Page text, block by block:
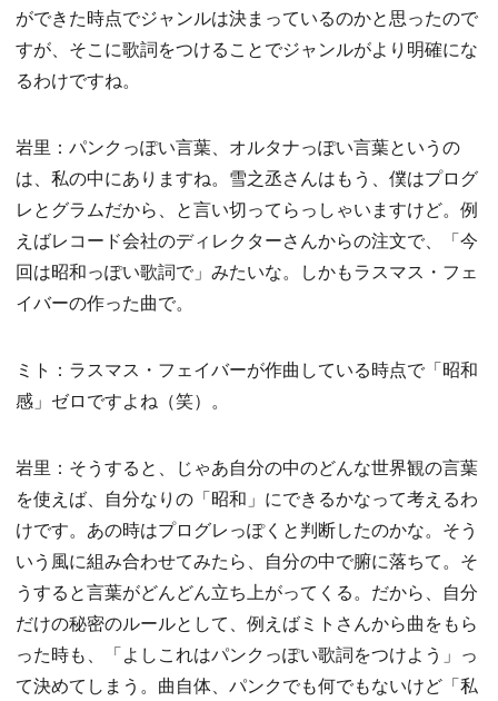
ができた時点でジャンルは決まっているのかと思ったので
すが、そこに歌詞をつけることでジャンルがより明確にな
るわけですね。
岩里：パンクっぽい言葉、オルタナっぽい言葉というの
は、私の中にありますね。雪之丞さんはもう、僕はプログ
レとグラムだから、と言い切ってらっしゃいますけど。例
えばレコード会社のディレクターさんからの注文で、「今
回は昭和っぽい歌詞で」みたいな。しかもラスマス・フェ
イバーの作った曲で。
ミト：ラスマス・フェイバーが作曲している時点で「昭和
感」ゼロですよね（笑）。
岩里：そうすると、じゃあ自分の中のどんな世界観の言葉
を使えば、自分なりの「昭和」にできるかなって考えるわ
けです。あの時はプログレっぽくと判断したのかな。そう
いう風に組み合わせてみたら、自分の中で腑に落ちて。そ
うすると言葉がどんどん立ち上がってくる。だから、自分
だけの秘密のルールとして、例えばミトさんから曲をもら
った時も、「よしこれはパンクっぽい歌詞をつけよう」っ
て決めてしまう。曲自体、パンクでも何でもないけど「私